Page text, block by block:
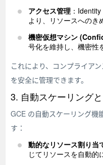
アクセス管理 ：
より、リソースへのき
機密仮想マシン
号化を維持し、機密性
これにより、コンプライア
を安全に管理できます。
3. 自動スケーリング
GCE の自動スケーリング機
す：
動的なリソース割り当
じてリソースを自動的